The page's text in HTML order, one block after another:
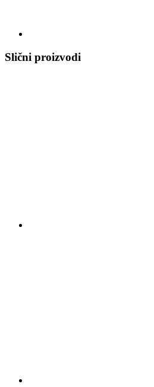
Slični proizvodi